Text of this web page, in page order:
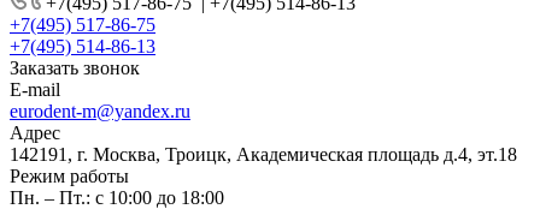
+7(495) 517-86-75
+7(495) 514-86-13
Заказать звонок
E-mail
eurodent-m@yandex.ru
Адрес
142191, г. Москва, Троицк, Академическая площадь д.4, эт.18
Режим работы
Пн. – Пт.: с 10:00 до 18:00